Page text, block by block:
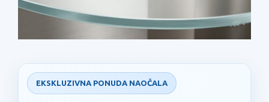
EKSKLUZIVNA PONUDA NAOČALA